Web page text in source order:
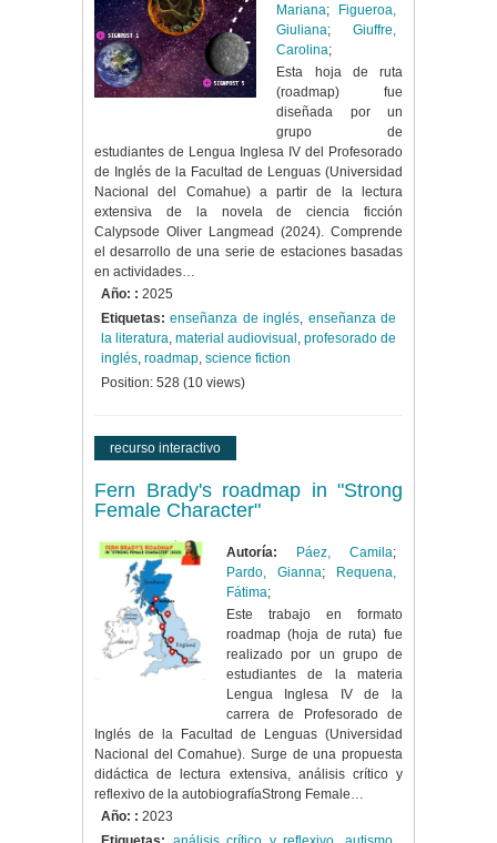
Mariana;
Figueroa,
Giuliana; Giuffre,
Carolina;
Esta hoja de ruta
(roadmap) fue
diseñada por un
grupo de
estudiantes de Lengua Inglesa IV del Profesorado
de Inglés de la Facultad de Lenguas (Universidad
Nacional del Comahue) a partir de la lectura
extensiva de la novela de ciencia ficción
Calypsode Oliver Langmead (2024). Comprende
el desarrollo de una serie de estaciones basadas
en actividades…
Año: : 2025
Etiquetas: enseñanza de inglés, enseñanza de
la literatura, material audiovisual , profesorado de
inglés, roadmap, science fiction
Position: 528 (10 views)
recurso interactivo
Fern Brady's roadmap in "Strong
Female Character"
Autoría: Páez, Camila;
Pardo, Gianna;
Requena,
Fátima;
Este trabajo en formato
roadmap (hoja de ruta) fue
realizado por un grupo de
estudiantes de la materia
Lengua Inglesa IV de la
carrera de Profesorado de
Inglés de la Facultad de Lenguas (Universidad
Nacional del Comahue). Surge de una propuesta
didáctica de lectura extensiva, análisis crítico y
reflexivo de la autobiografíaStrong Female…
Año: : 2023